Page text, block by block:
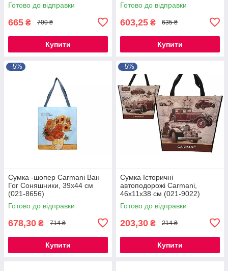
Готово до відправки
665 ₴ 700 ₴
Купити
Готово до відправки
603,25 ₴ 635 ₴
Купити
–5%
Сумка -шопер Carmani Ван
Гог Соняшники, 39х44 см
(021-8656)
Готово до відправки
678,30 ₴ 714 ₴
Купити
–5%
Сумка Історичні
автоподорожі Carmani,
46х11х38 см (021-9022)
Готово до відправки
203,30 ₴ 214 ₴
Купити